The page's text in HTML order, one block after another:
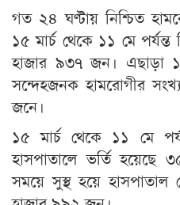
গত ২৪ ঘণ্টায় নিশ্চিত
১৫ মার্চ থেকে ১১ মে
হাজার ৯৩৭ জন। এছাড়া
সন্দেহজনক হামরোগীর
জনে।
১৫ মার্চ থেকে ১১ মে
হাসপাতালে ভর্তি
সময়ে সুস্থ হয়ে হাসপাতাল